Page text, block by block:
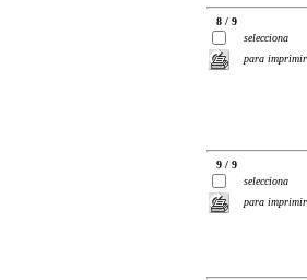
8 / 9
selecciona
para imprimir
9 / 9
selecciona
para imprimir